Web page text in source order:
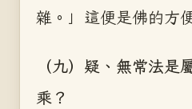
雜。」這便是佛的方
（九）疑、無常法是
乘？